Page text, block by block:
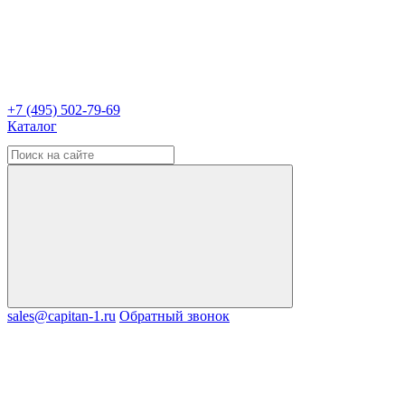
+7 (495) 502-79-69
Каталог
sales@capitan-1.ru Обратный звонок